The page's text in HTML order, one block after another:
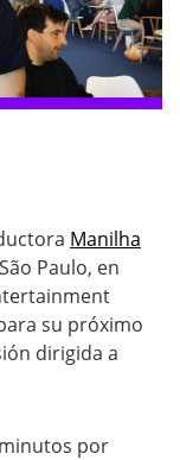
Manilha
Paulo, en
su próximo
dirigida a
por